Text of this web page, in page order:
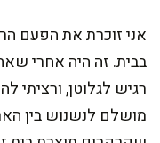
אני זוכרת את הפעם
בבית. זה היה אחרי
רגיש לגלוטן, ורציתי
מושלם לנשנוש בין